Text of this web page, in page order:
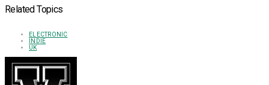
Related Topics
ELECTRONIC
INDIE
UK